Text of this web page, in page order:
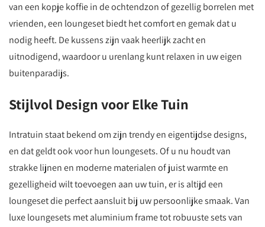
van een kopje koffie in de ochtendzon of gezellig borrelen met
vrienden, een loungeset biedt het comfort en gemak dat u
nodig heeft. De kussens zijn vaak heerlijk zacht en
uitnodigend, waardoor u urenlang kunt relaxen in uw eigen
buitenparadijs.
Stijlvol Design voor Elke Tuin
Intratuin staat bekend om zijn trendy en eigentijdse designs,
en dat geldt ook voor hun loungesets. Of u nu houdt van
strakke lijnen en moderne materialen of juist warmte en
gezelligheid wilt toevoegen aan uw tuin, er is altijd een
loungeset die perfect aansluit bij uw persoonlijke smaak. Van
luxe loungesets met aluminium frame tot robuuste sets van